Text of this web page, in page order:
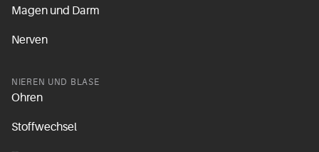
Magen und Darm
Nerven
NIEREN UND BLASE
Ohren
Stoffwechsel